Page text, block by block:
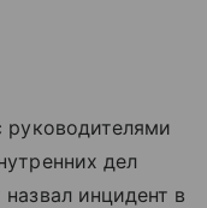
руководителями
дел
инцидент в